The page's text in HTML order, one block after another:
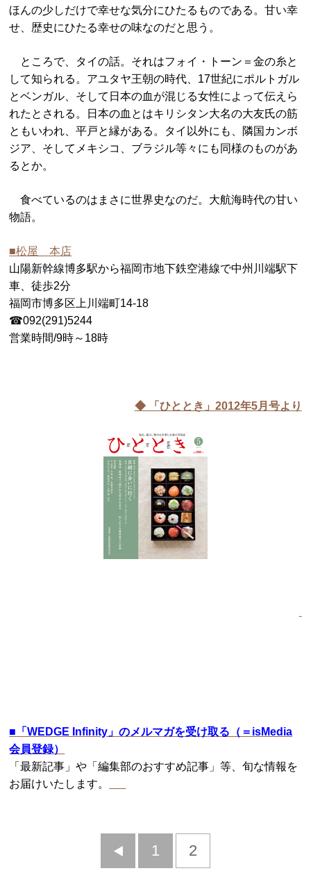
ほんの少しだけで幸せな気分にひたるものである。甘い幸
せ、歴史にひたる幸せの味なのだと思う。
ところで、タイの話。それはフォイ・トーン＝金の糸と
して知られる。アユタヤ王朝の時代、17世紀にポルトガル
とベンガル、そして日本の血が混じる女性によって伝えら
れたとされる。日本の血とはキリシタン大名の大友氏の筋
ともいわれ、平戸と縁がある。タイ以外にも、隣国カンボ
ジア、そしてメキシコ、ブラジル等々にも同様のものがあ
るとか。
食べているのはまさに世界史なのだ。大航海時代の甘い
物語。
■松屋 本店
山陽新幹線博多駅から福岡市地下鉄空港線で中州川端駅下
車、徒歩2分
福岡市博多区上川端町14-18
☎092(291)5244
営業時間/9時～18時
◆ 「ひととき」2012年5月号より
■ 「WEDGE Infinity」のメルマガを受け取る（＝isMedia
会員登録）
「最新記事」や「編集部のおすすめ記事」等、旬な情報を
お届けいたします。
前
1 2